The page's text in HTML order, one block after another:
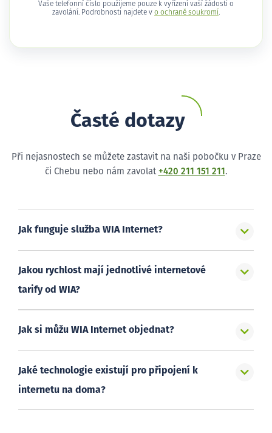
Vaše telefonní číslo použijeme pouze k vyřízení vaší žádosti o
zavolání. Podrobnosti najdete v o ochraně soukromí .
Časté dotazy
Při nejasnostech se můžete zastavit na naši pobočku v Praze
či Chebu nebo nám zavolat +420 211 151 211 .
Jak funguje služba WIA Internet?
Jakou rychlost mají jednotlivé internetové
tarify od WIA?
Jak si můžu WIA Internet objednat?
Jaké technologie existují pro připojení k
internetu na doma?